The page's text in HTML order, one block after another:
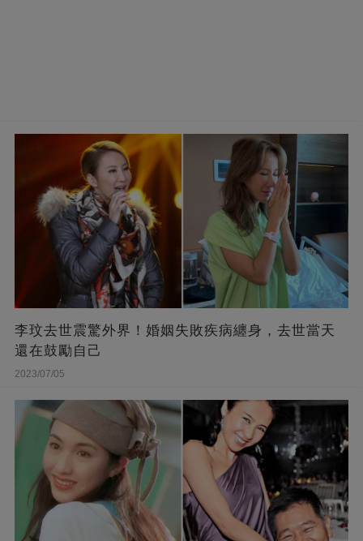
李玟去世震驚外界！婚姻失敗疾病纏身，去世當天
還在鼓勵自己
2023/07/05